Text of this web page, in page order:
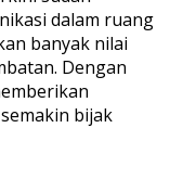
dalam ruang
banyak nilai
Dengan
bijak